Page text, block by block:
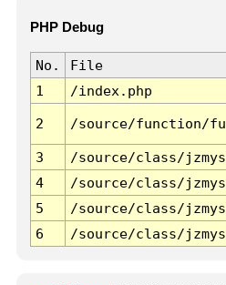
PHP Debug
No. File
1
/index.php
2 /source/function/
3 /source/class/
4
/source/class/
5
/source/class/
6
/source/class/